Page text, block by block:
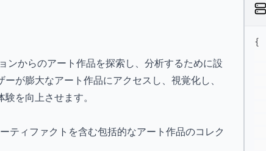
ンからのアート作品を探索し、分析するために設
が膨大なアート作品にアクセスし、視覚化し、
を向上させます。
ティファクトを含む包括的なアート作品のコレク
{